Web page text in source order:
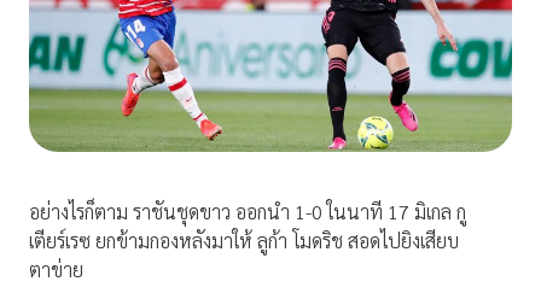
อย่างไรก็ตาม ราชันชุดขาว ออกนำ 1-0 ในนาที 17 มิเกล กู
เตียร์เรซ ยกข้ามกองหลังมาให้ ลูก้า โมดริช สอดไปยิงเสียบ
ตาข่าย